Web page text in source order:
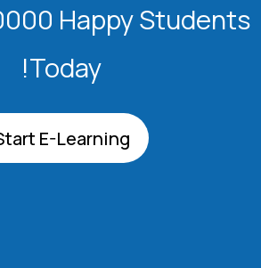
Happy Students​
Today!
E-Learning